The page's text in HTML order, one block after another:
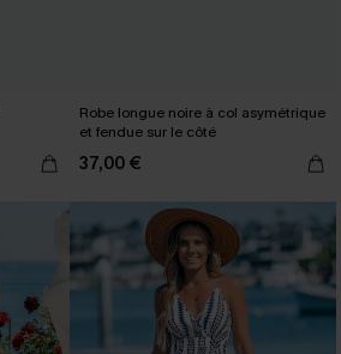
Robe longue noire à col asymétrique
et fendue sur le côté
37,00 €